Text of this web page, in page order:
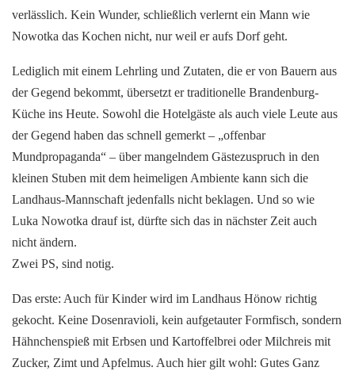
verlässlich. Kein Wunder, schließlich verlernt ein Mann wie
Nowotka das Kochen nicht, nur weil er aufs Dorf geht.
Lediglich mit einem Lehrling und Zutaten, die er von Bauern aus
der Gegend bekommt, übersetzt er traditionelle Brandenburg-
Küche ins Heute. Sowohl die Hotelgäste als auch viele Leute aus
der Gegend haben das schnell gemerkt – „offenbar
Mundpropaganda“ – über mangelndem Gästezuspruch in den
kleinen Stuben mit dem heimeligen Ambiente kann sich die
Landhaus-Mannschaft jedenfalls nicht beklagen. Und so wie
Luka Nowotka drauf ist, dürfte sich das in nächster Zeit auch
nicht ändern.
Zwei PS, sind notig.
Das erste: Auch für Kinder wird im Landhaus Hönow richtig
gekocht. Keine Dosenravioli, kein aufgetauter Formfisch, sondern
Hähnchenspieß mit Erbsen und Kartoffelbrei oder Milchreis mit
Zucker, Zimt und Apfelmus. Auch hier gilt wohl: Gutes Ganz